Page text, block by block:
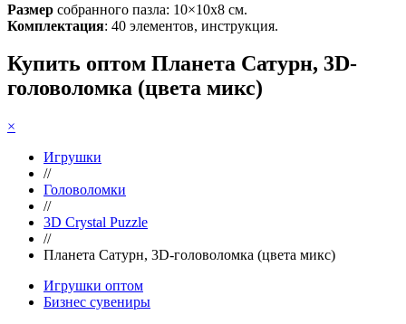
Размер собранного пазла: 10×10x8 см.
Комплектация: 40 элементов, инструкция.
Купить оптом Планета Сатурн, 3D-
головоломка (цвета микс)
×
Игрушки
//
Головоломки
//
3D Crystal Puzzle
//
Планета Сатурн, 3D-головоломка (цвета микс)
Игрушки оптом
Бизнес сувениры